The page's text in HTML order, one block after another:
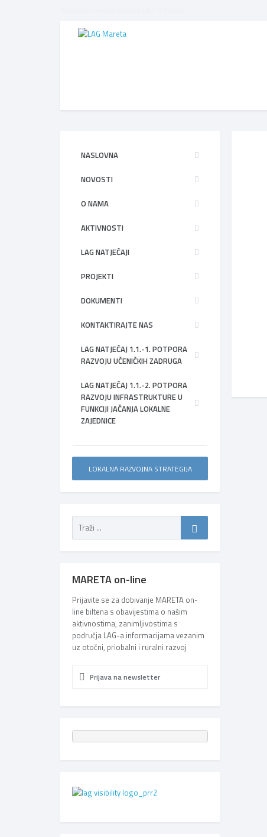
NASLOVNA
NOVOSTI
O NAMA
AKTIVNOSTI
LAG NATJEČAJI
PROJEKTI
DOKUMENTI
KONTAKTIRAJTE NAS
LAG NATJEČAJ 1.1.-1. POTPORA
RAZVOJU UČENIČKIH ZADRUGA
LAG NATJEČAJ 1.1.-2. POTPORA
RAZVOJU INFRASTRUKTURE U
FUNKCIJI JAČANJA LOKALNE
ZAJEDNICE
LOKALNA RAZVOJNA STRATEGIJA
MARETA on-line
Prijavite se za dobivanje MARETA on-
line biltena s obavijestima o našim
aktivnostima, zanimljivostima s
područja LAG-a informacijama vezanim
uz otočni, priobalni i ruralni razvoj
Prijava na newsletter